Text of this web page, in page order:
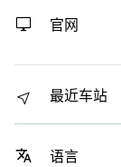
官网
最近车站
语言